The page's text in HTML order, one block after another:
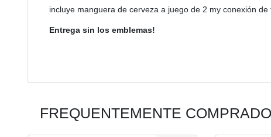
incluye manguera de cerveza a juego de 2 my conexión
Entrega sin los emblemas!
FREQUENTEMENTE